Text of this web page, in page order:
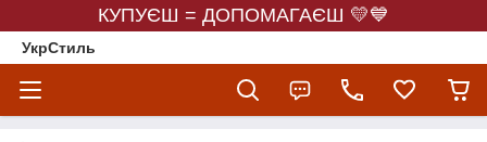
КУПУЄШ = ДОПОМАГАЄШ 💛💙
УкрСтиль